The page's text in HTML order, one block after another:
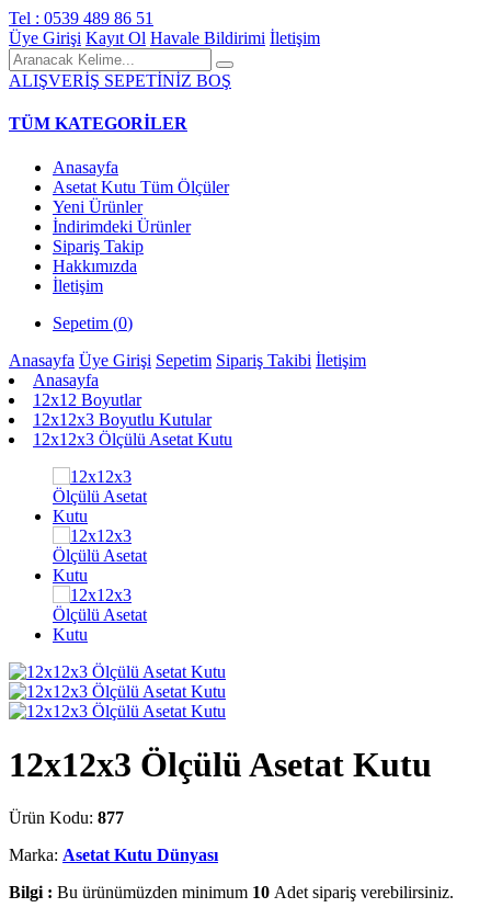
Tel : 0539 489 86 51
Üye Girişi Kayıt Ol Havale Bildirimi İletişim
ALIŞVERİŞ SEPETİNİZ BOŞ
TÜM KATEGORİLER
Anasayfa
Asetat Kutu Tüm Ölçüler
Yeni Ürünler
İndirimdeki Ürünler
Sipariş Takip
Hakkımızda
İletişim
Sepetim (0)
Anasayfa Üye Girişi Sepetim Sipariş Takibi İletişim
Anasayfa
12x12 Boyutlar
12x12x3 Boyutlu Kutular
12x12x3 Ölçülü Asetat Kutu
12x12x3 Ölçülü Asetat Kutu
Ürün Kodu: 877
Marka: Asetat Kutu Dünyası
Bilgi : Bu ürünümüzden minimum 10 Adet sipariş verebilirsiniz.